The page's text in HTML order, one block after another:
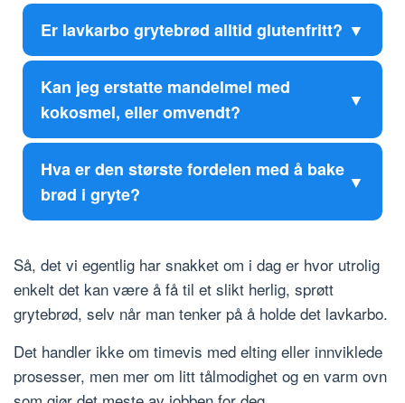
Er lavkarbo grytebrød alltid glutenfritt?
Kan jeg erstatte mandelmel med
kokosmel, eller omvendt?
Hva er den største fordelen med å bake
brød i gryte?
Så, det vi egentlig har snakket om i dag er hvor utrolig
enkelt det kan være å få til et slikt herlig, sprøtt
grytebrød, selv når man tenker på å holde det lavkarbo.
Det handler ikke om timevis med elting eller innviklede
prosesser, men mer om litt tålmodighet og en varm ovn